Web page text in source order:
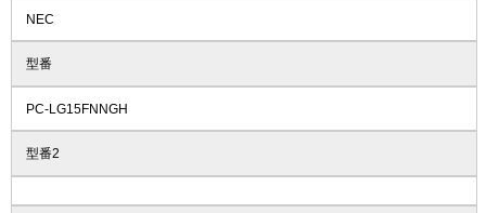
NEC
型番
PC-LG15FNNGH
型番2